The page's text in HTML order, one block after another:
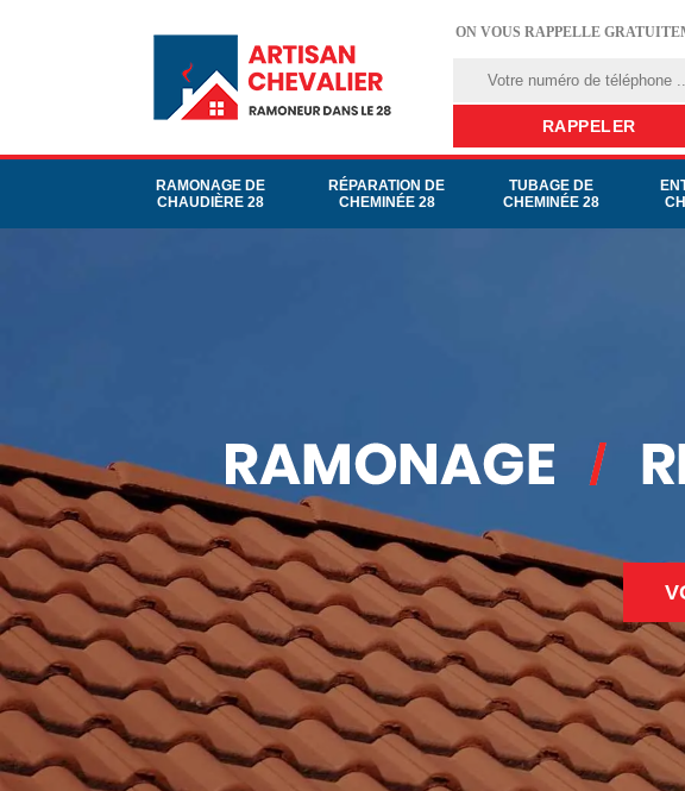
ON VOUS RAPPELLE
RAMONAGE DE
CHAUDIÈRE 28
RÉPARATION DE
CHEMINÉE 28
TUBAGE DE
CHEMINÉE 28